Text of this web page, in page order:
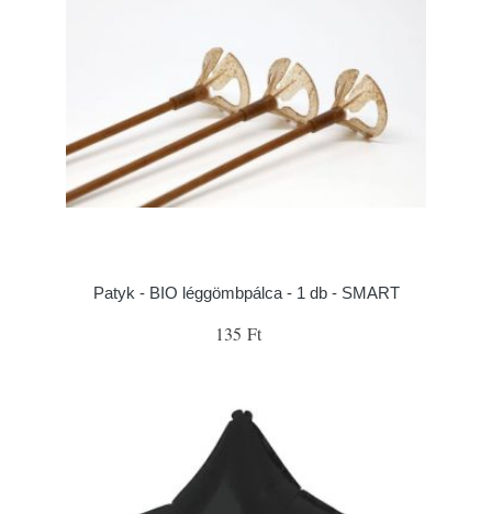
Patyk - BIO léggömbpálca - 1 db - SMART
135 Ft